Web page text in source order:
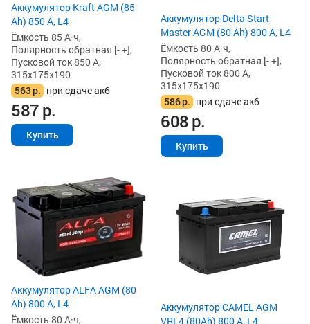
Аккумулятор Kraft AGM (85
Ah) 850 А, L4
Ёмкость 85 А·ч,
Полярность обратная [- +],
Пусковой ток 850 А,
315x175x190
563р. при сдаче акб
587р.
Купить
Аккумулятор Delta Start
Master AGM (80 Ah) 800 А, L4
Ёмкость 80 А·ч,
Полярность обратная [- +],
Пусковой ток 800 А,
315x175x190
586р. при сдаче акб
608р.
Купить
Аккумулятор ALFA AGM (80
Ah) 800 А, L4
Ёмкость 80 А·ч,
Аккумулятор CAMEL AGM
VRL4 (80Ah) 800 А, L4